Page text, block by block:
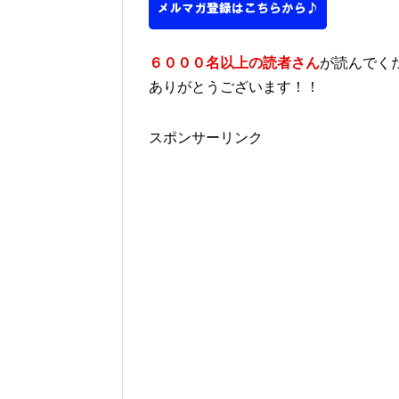
６０００名以上の読者さんが読んでく
ありがとうございます！！
スポンサーリンク